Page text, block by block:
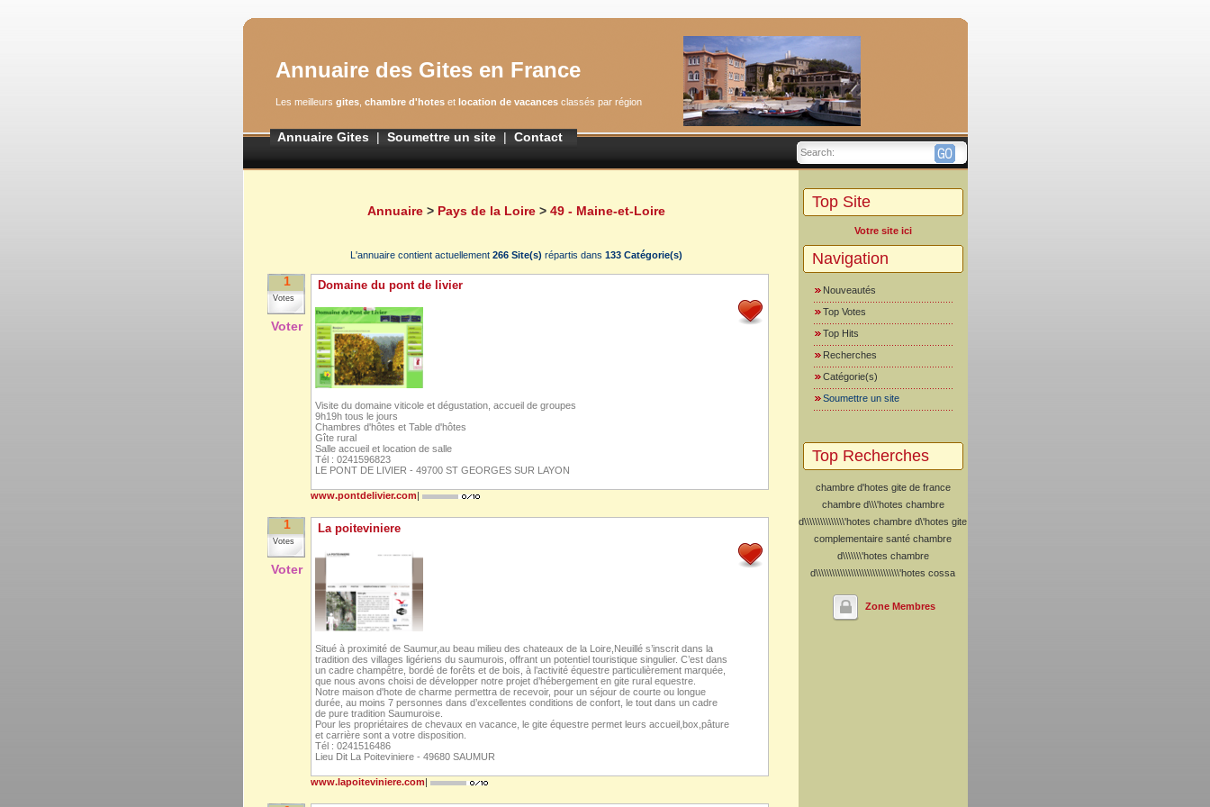
Annuaire des Gites en France
Les meilleurs gites, chambre d'hoteset location de vacancesclassés par région
Annuaire Gites| Soumettre un site| Contact
Search:
Annuaire> Pays de la Loire> 49 - Maine-et-Loire
L'annuaire contient actuellement 266 Site(s) répartis dans 133 Catégorie(s)
1
Votes
Voter
Domaine du pont de livier
Visite du domaine viticole et dégustation, accueil de groupes
9h19h tous le jours
Chambres d'hôtes et Table d'hôtes
Gîte rural
Salle accueil et location de salle
Tél : 0241596823
LE PONT DE LIVIER - 49700 ST GEORGES SUR LAYON
www.pontdelivier.com
1
Votes
Voter
La poiteviniere
Situé à proximité de Saumur,au beau milieu des chateaux de la Loire,Neuillé s’inscrit dans la
tradition des villages ligériens du saumurois, offrant un potentiel touristique singulier. C’est dans
un cadre champêtre, bordé de forêts et de bois, à l’activité équestre particulièrement marquée,
que nous avons choisi de développer notre projet d’hébergement en gite rural equestre.
Notre maison d'hote de charme permettra de recevoir, pour un séjour de courte ou longue
durée, au moins 7 personnes dans d’excellentes conditions de confort, le tout dans un cadre
de pure tradition Saumuroise.
Pour les propriétaires de chevaux en vacance, le gite équestre permet leurs accueil,box,pâture
et carrière sont a votre disposition.
Tél : 0241516486
Lieu Dit La Poiteviniere - 49680 SAUMUR
www.lapoiteviniere.com
Top Site
Votre site ici
Navigation
Nouveautés
Top Votes
Top Hits
Recherches
Catégorie(s)
Soumettre un site
Top Recherches
chambre d'hotes gite de france
chambre d\\\'hotes chambre
d\\\\\\\\\\\\\\\'hotes chambre d\'hotes gite
complementaire santé chambre
d\\\\\\\'hotes chambre
d\\\\\\\\\\\\\\\\\\\\\\\\\\\\\\\'hotes cossa
Zone Membres